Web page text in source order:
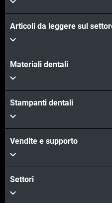
Articoli da leggere sul
Materiali dentali
Stampanti dentali
Vendite e supporto
Settori